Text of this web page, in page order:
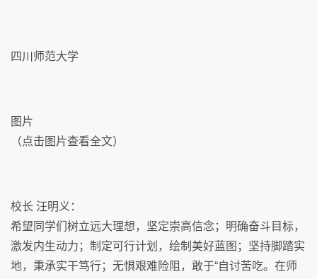
四川师范大学
图片
（点击图片查看全文）
校长 汪明义：
希望同学们树立远大理想，坚定崇高信念；明确奋斗目标，
激发内生动力；制定可行计划，绘制美好蓝图；坚持脚踏实
地，秉承实干笃行；无惧艰难险阻，敢于“自讨苦吃。在师